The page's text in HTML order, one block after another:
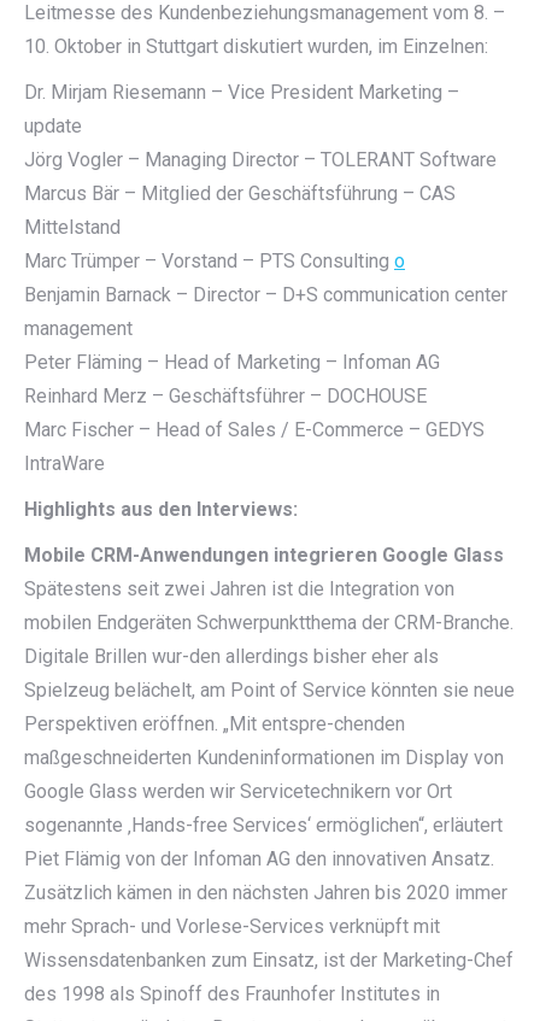
Leitmesse des Kundenbeziehungsmanagement vom 8. –
10. Oktober in Stuttgart diskutiert wurden, im Einzelnen:
Dr. Mirjam Riesemann – Vice President Marketing –
update
Jörg Vogler – Managing Director – TOLERANT Software
Marcus Bär – Mitglied der Geschäftsführung – CAS
Mittelstand
Marc Trümper – Vorstand – PTS Consulting o
Benjamin Barnack – Director – D+S communication center
management
Peter Fläming – Head of Marketing – Infoman AG
Reinhard Merz – Geschäftsführer – DOCHOUSE
Marc Fischer – Head of Sales / E-Commerce – GEDYS
IntraWare
Highlights aus den Interviews:
Mobile CRM-Anwendungen integrieren Google Glass
Spätestens seit zwei Jahren ist die Integration von
mobilen Endgeräten Schwerpunktthema der CRM-Branche.
Digitale Brillen wur-den allerdings bisher eher als
Spielzeug belächelt, am Point of Service könnten sie neue
Perspektiven eröffnen. „Mit entspre-chenden
maßgeschneiderten Kundeninformationen im Display von
Google Glass werden wir Servicetechnikern vor Ort
sogenannte ‚Hands-free Services‘ ermöglichen“, erläutert
Piet Flämig von der Infoman AG den innovativen Ansatz.
Zusätzlich kämen in den nächsten Jahren bis 2020 immer
mehr Sprach- und Vorlese-Services verknüpft mit
Wissensdatenbanken zum Einsatz, ist der Marketing-Chef
des 1998 als Spinoff des Fraunhofer Institutes in